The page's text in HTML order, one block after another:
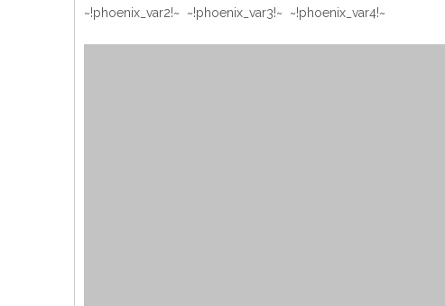
~!phoenix_var2!~ ~!phoenix_var3!~ ~!phoenix_var4!~